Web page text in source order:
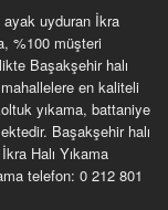
ayak uyduran İkra
%100 müşteri
Başakşehir halı
en kaliteli
yıkama, battaniye
Başakşehir halı
Halı Yıkama
telefon: 0 212 801